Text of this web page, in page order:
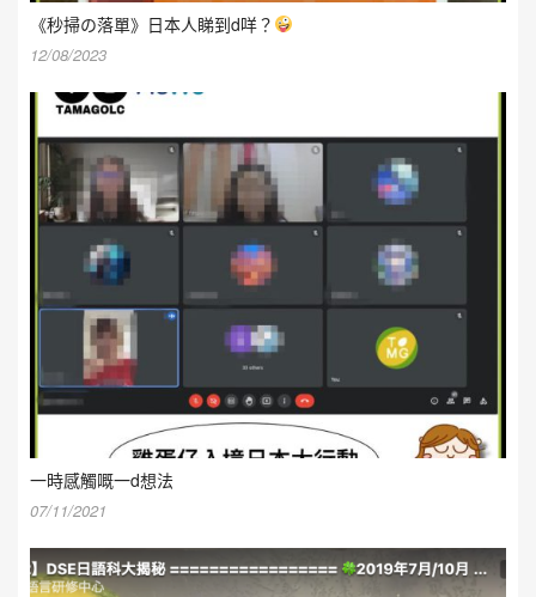
《秒掃の落單》日本人睇到d咩？
12/08/2023
一時感觸嘅一d想法
07/11/2021